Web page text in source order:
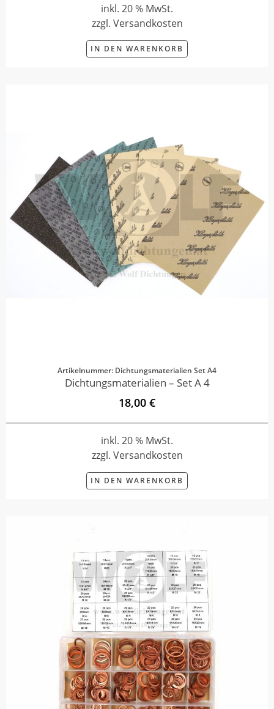
inkl. 20 % MwSt.
zzgl. Versandkosten
IN DEN WARENKORB
Artikelnummer: Dichtungsmaterialien Set A4
Dichtungsmaterialien – Set A 4
18,00 €
inkl. 20 % MwSt.
zzgl. Versandkosten
IN DEN WARENKORB